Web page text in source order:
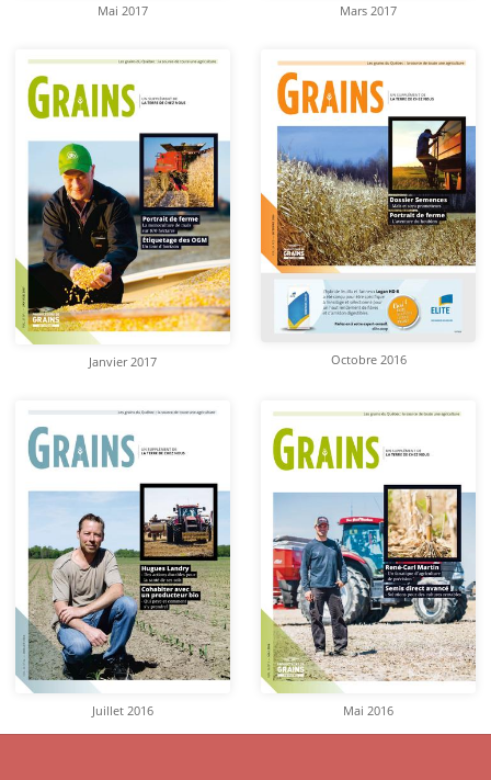
Mai 2017 Mars 2017
Janvier 2017 Octobre 2016
Juillet 2016 Mai 2016